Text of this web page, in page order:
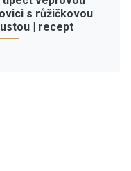
s růžičkovou
| recept